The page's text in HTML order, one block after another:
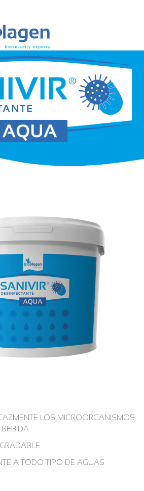
LOS MICROORGANISMOS
A TODO TIPO DE AGUAS